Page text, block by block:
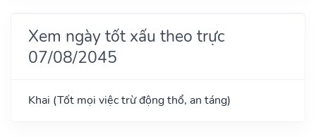
Xem ngày tốt xấu theo trực
07/08/2045
Khai (Tốt mọi việc trừ động thổ, an táng)